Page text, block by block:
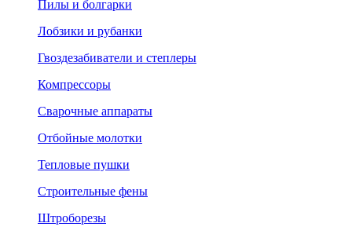
Пилы и болгарки
Лобзики и рубанки
Гвоздезабиватели и степлеры
Компрессоры
Сварочные аппараты
Отбойные молотки
Тепловые пушки
Строительные фены
Штроборезы